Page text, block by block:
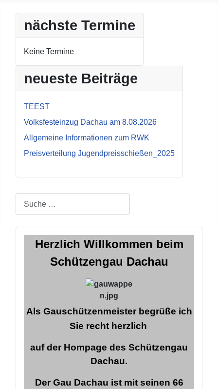
nächste Termine
Keine Termine
neueste Beiträge
TEEST
Volksfesteinzug Dachau am 8.08.2026
Allgemeine Informationen zum RWK
Preisverteilung Jugendpreisschießen_2025
Herzlich Willkommen beim
Schützengau Dachau
Als Gauschützenmeister begrüße ich
Sie recht herzlich
auf der Hompage des Schützengau
Dachau.
Der Gau Dachau ist mit seinen 66